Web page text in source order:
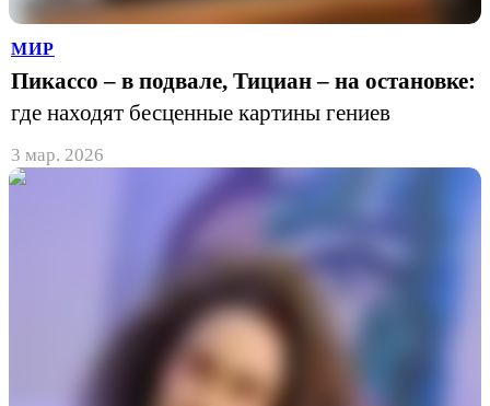
МИР
Пикассо – в подвале, Тициан – на остановке:
где находят бесценные картины гениев
3 мар. 2026